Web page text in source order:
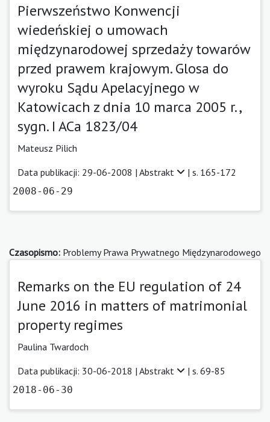
Pierwszeństwo Konwencji
wiedeńskiej o umowach
międzynarodowej sprzedaży towarów
przed prawem krajowym. Glosa do
wyroku Sądu Apelacyjnego w
Katowicach z dnia 10 marca 2005 r.,
sygn. I ACa 1823/04
Mateusz Pilich
Data publikacji: 29-06-2008 | Abstrakt | s. 165-172
2008-06-29
Czasopismo: Problemy Prawa Prywatnego Międzynarodowego
Remarks on the EU regulation of 24
June 2016 in matters of matrimonial
property regimes
Paulina Twardoch
Data publikacji: 30-06-2018 | Abstrakt | s. 69-85
2018-06-30